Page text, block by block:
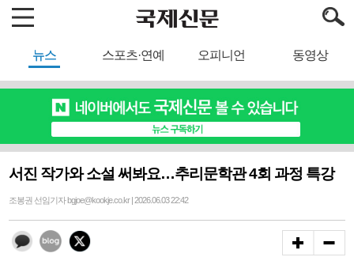
뉴스 스포츠·연예 오피니언 동영상
서진 작가와 소설 써봐요…추리문학관 4회 과정 특강
조봉권 선임기자 bgjoe@kookje.co.kr | 2026.06.03 22:42